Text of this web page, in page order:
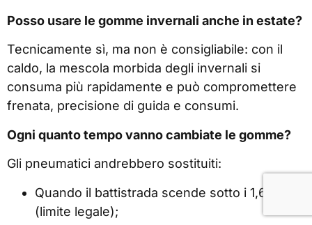
Posso usare le gomme invernali anche in estate?
Tecnicamente sì, ma non è consigliabile: con il
caldo, la mescola morbida degli invernali si
consuma più rapidamente e può compromettere
frenata, precisione di guida e consumi.
Ogni quanto tempo vanno cambiate le gomme?
Gli pneumatici andrebbero sostituiti:
Quando il battistrada scende sotto i 1,6 mm
(limite legale);